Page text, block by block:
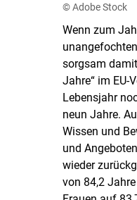
© Adobe Stock
Wenn zum
sorgsam
Jahre“ im EU-
Lebensjahr
neun Jahre.
Wissen und
und
wieder
von 84,2